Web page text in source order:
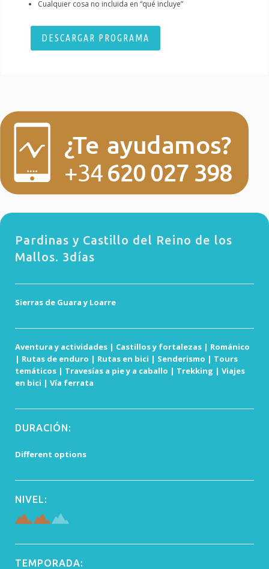
Cualquier cosa no incluida en “qué incluye”
DESCARGAR PROGRAMA
Pardinas y Castillo del Reino de los
Mallos. 3días
Sierras de Guara y Loarre
Aventura y actividades | Castillos y fortalezas | Románico
| Rutas de enduro | Rutas en bici | Senderismo | Tours
temáticos | Travesías a pie y a caballo | Trekking | Viajes
en bici | Vía ferrata
DURACIÓN:
Different options
NIVEL:
TEMPORADA: